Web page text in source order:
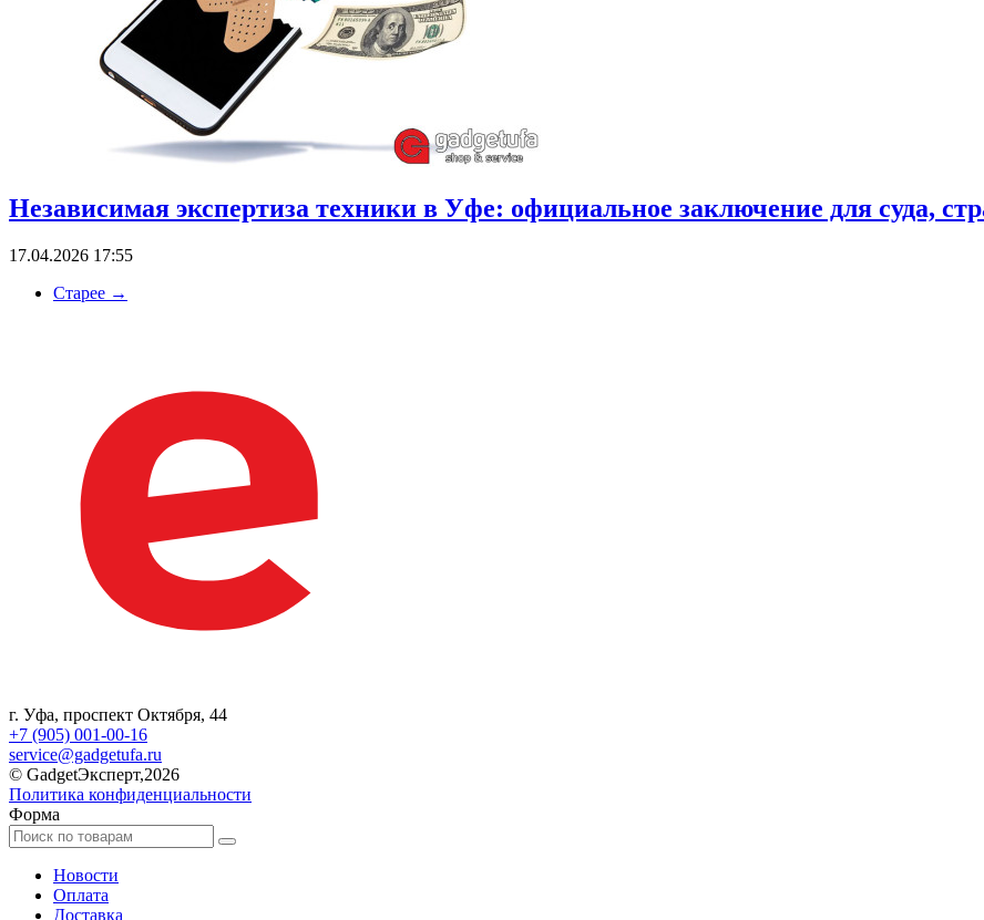
Независимая экспертиза техники в Уфе: официальное заключение для суда,
17.04.2026 17:55
Старее →
г. Уфа, проспект Октября, 44
+7 (905) 001-00-16
service@gadgetufa.ru
© GadgetЭксперт,2026
Политика конфиденциальности
Форма
Новости
Оплата
Доставка